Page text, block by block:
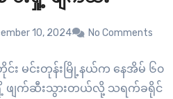
10, 2024 No Comments
င်း မင်းတုန်းမြို့နယ်က နေအိမ် ၆၀
ဖျက်ဆီးသွားတယ်လို့ သရက်ခရိုင်